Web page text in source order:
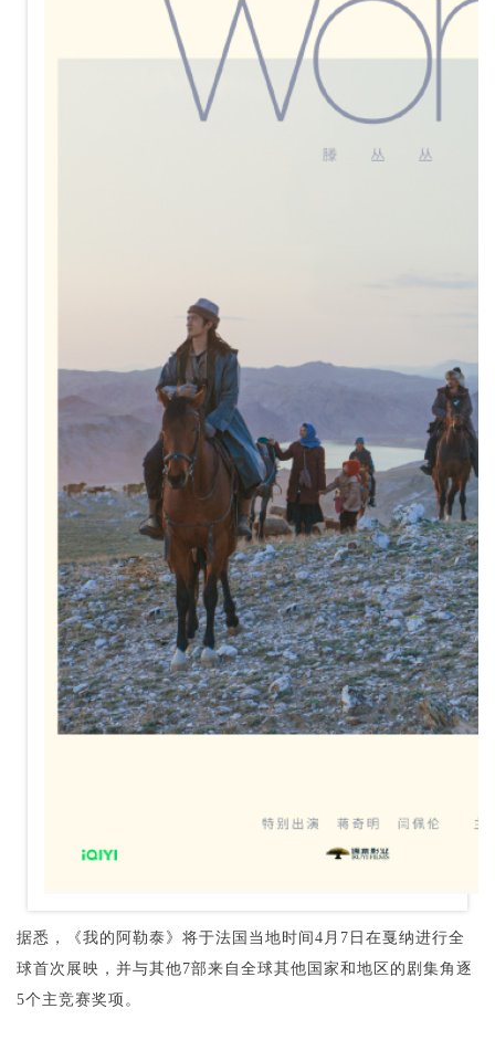
据悉，《我的阿勒泰》将于法国当地时间4月7日在戛纳进行全
球首次展映，并与其他7部来自全球其他国家和地区的剧集角逐
5个主竞赛奖项。